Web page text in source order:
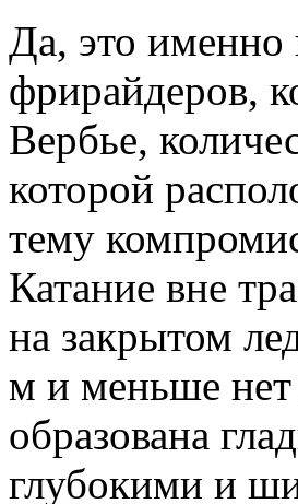
Да, это именно
фрирайдеров,
Вербье,
которой
тему
Катание вне
на закрытом
м и меньше нет
образована
глубокими и